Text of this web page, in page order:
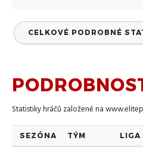
CELKOVÉ PODROBNÉ
Statistiky hráčů založené na
SEZÓNA TÝM LIGA